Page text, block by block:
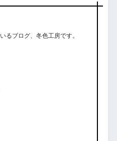
るブログ、冬色工房です。